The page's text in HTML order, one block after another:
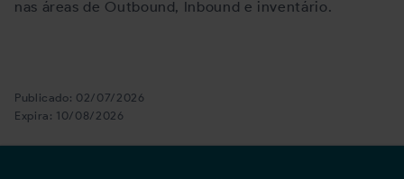
nas áreas de Outbound, Inbound e inventário.
Publicado: 02/07/2026
Expira: 10/08/2026